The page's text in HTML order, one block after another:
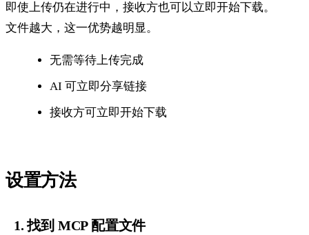
即使上传仍在进行中，接收方也可以立即开始下载。
文件越大，这一优势越明显。
无需等待上传完成
AI 可立即分享链接
接收方可立即开始下载
设置方法
1. 找到 MCP 配置文件